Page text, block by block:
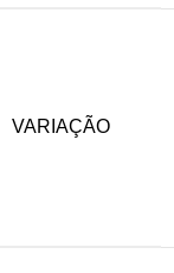
VARIAÇÃO